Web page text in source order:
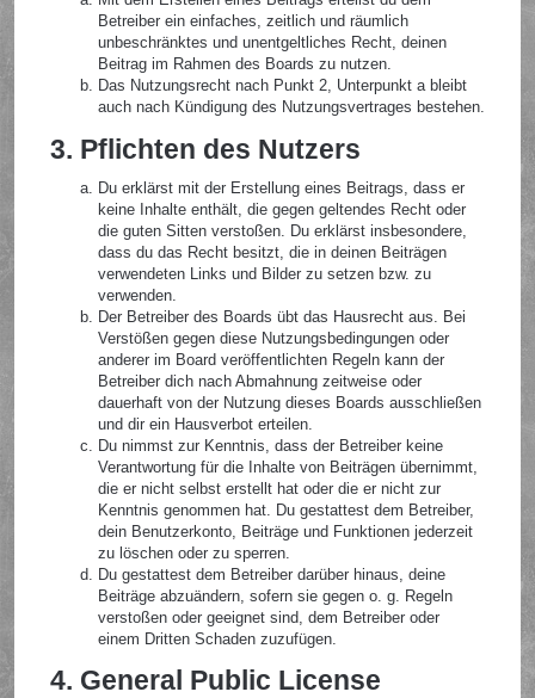
Betreiber ein einfaches, zeitlich und räumlich
unbeschränktes und unentgeltliches Recht, deinen
Beitrag im Rahmen des Boards zu nutzen.
Das Nutzungsrecht nach Punkt 2, Unterpunkt a bleibt
auch nach Kündigung des Nutzungsvertrages bestehen.
3. Pflichten des Nutzers
Du erklärst mit der Erstellung eines Beitrags, dass er
keine Inhalte enthält, die gegen geltendes Recht oder
die guten Sitten verstoßen. Du erklärst insbesondere,
dass du das Recht besitzt, die in deinen Beiträgen
verwendeten Links und Bilder zu setzen bzw. zu
verwenden.
Der Betreiber des Boards übt das Hausrecht aus. Bei
Verstößen gegen diese Nutzungsbedingungen oder
anderer im Board veröffentlichten Regeln kann der
Betreiber dich nach Abmahnung zeitweise oder
dauerhaft von der Nutzung dieses Boards ausschließen
und dir ein Hausverbot erteilen.
Du nimmst zur Kenntnis, dass der Betreiber keine
Verantwortung für die Inhalte von Beiträgen übernimmt,
die er nicht selbst erstellt hat oder die er nicht zur
Kenntnis genommen hat. Du gestattest dem Betreiber,
dein Benutzerkonto, Beiträge und Funktionen jederzeit
zu löschen oder zu sperren.
Du gestattest dem Betreiber darüber hinaus, deine
Beiträge abzuändern, sofern sie gegen o. g. Regeln
verstoßen oder geeignet sind, dem Betreiber oder
einem Dritten Schaden zuzufügen.
4. General Public License